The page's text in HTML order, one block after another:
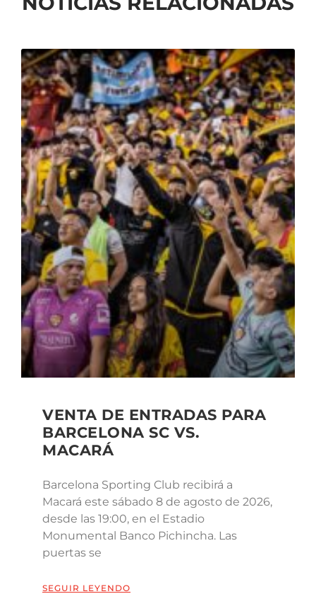
VENTA DE ENTRADAS PARA
BARCELONA SC VS.
MACARÁ
Barcelona Sporting Club recibirá a
Macará este sábado 8 de agosto de 2026,
desde las 19:00, en el Estadio
Monumental Banco Pichincha. Las
puertas se
SEGUIR LEYENDO